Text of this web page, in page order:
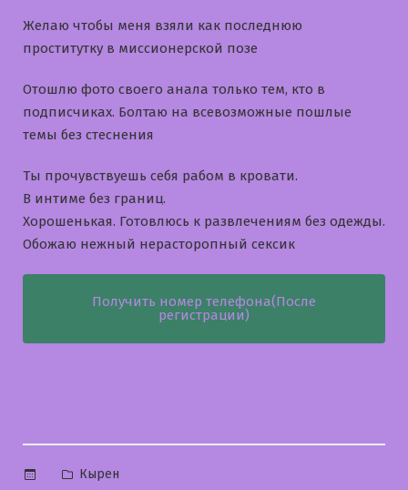
Желаю чтобы меня взяли как последнюю
проститутку в миссионерской позе
Отошлю фото своего анала только тем, кто в
подписчиках. Болтаю на всевозможные пошлые
темы без стеснения
Ты прочувствуешь себя рабом в кровати.
В интиме без границ.
Хорошенькая. Готовлюсь к развлечениям без одежды.
Обожаю нежный нерасторопный сексик
Получить номер телефона(После
регистрации)
Опубликовано
Кырен